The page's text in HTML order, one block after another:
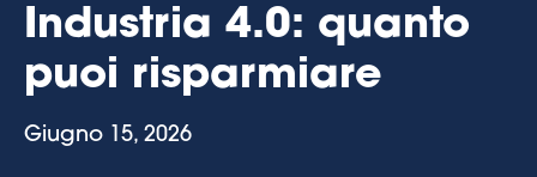
Industria 4.0: quanto
puoi risparmiare
Giugno 15, 2026